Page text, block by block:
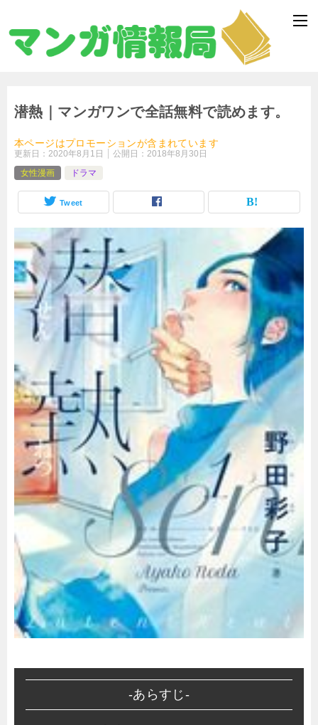
潜熱｜マンガワンで全話無料で読めます。
本ページはプロモーションが含まれています
更新日： 2020年8月1日 公開日： 2018年8月30日
女性漫画
ドラマ
Tweet
-あらすじ-